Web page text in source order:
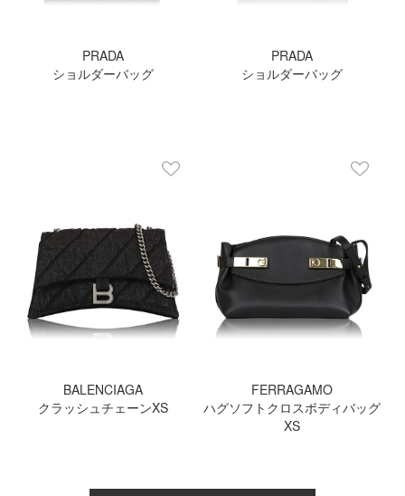
PRADA
ショルダーバッグ
PRADA
ショルダーバッグ
BALENCIAGA
クラッシュチェーンXS
FERRAGAMO
ハグソフトクロスボディバッグ
XS